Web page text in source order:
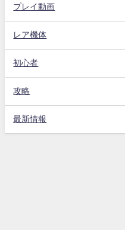
プレイ動画
レア機体
初心者
攻略
最新情報